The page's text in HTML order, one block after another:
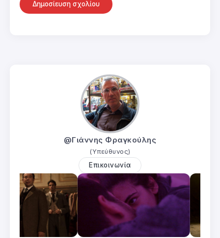
@Γιάννης Φραγκούλης
(Υπεύθυνος)
Επικοινωνία